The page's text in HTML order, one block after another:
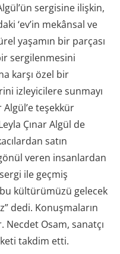
sergisine ilişkin,
‘ev’in mekânsal ve
yaşamın bir parçası
sergilenmesini
karşı özel bir
izleyicilere sunmayı
Algül’e teşekkür
Çınar Algül de
satın
veren insanlardan
ile geçmiş
kültürümüzü gelecek
dedi. Konuşmaların
Necdet Osam, sanatçı
takdim etti.